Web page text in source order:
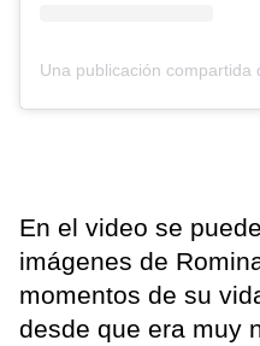
En el video se
imágenes de
momentos de su
desde que era muy